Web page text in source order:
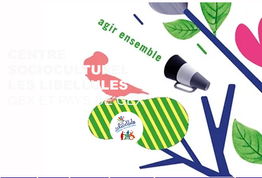
SOCIOCULTUREL
LES LIBELLULES
GEX ET PAYS DE GEX